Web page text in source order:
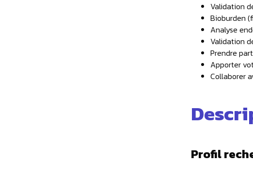
Validation
Bioburden
Analyse
Validation
Prendre
Apporter
Collaborer
Profil